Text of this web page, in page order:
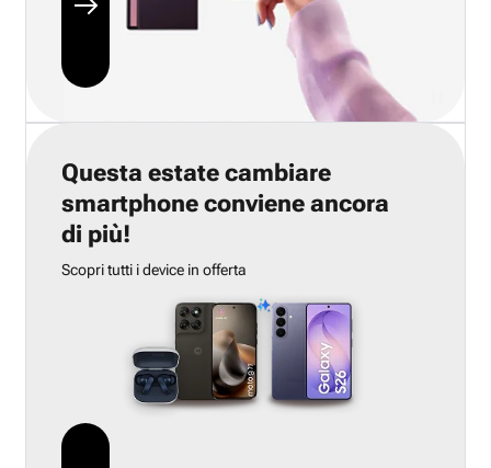
Questa estate cambiare
smartphone conviene ancora
di più!
Scopri tutti i device in offerta